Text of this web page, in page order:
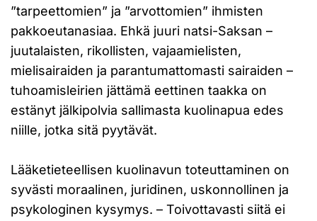
”tarpeettomien” ja ”arvottomien” ihmisten
pakkoeutanasiaa. Ehkä juuri natsi-Saksan –
juutalaisten, rikollisten, vajaamielisten,
mielisairaiden ja parantumattomasti sairaiden –
tuhoamisleirien jättämä eettinen taakka on
estänyt jälkipolvia sallimasta kuolinapua edes
niille, jotka sitä pyytävät.
Lääketieteellisen kuolinavun toteuttaminen on
syvästi moraalinen, juridinen, uskonnollinen ja
psykologinen kysymys. – Toivottavasti siitä ei